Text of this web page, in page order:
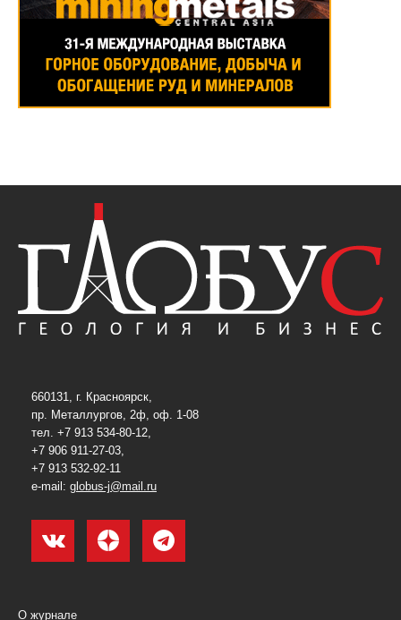
660131, г. Красноярск,
пр. Металлургов, 2ф, оф. 1-08
тел. +7 913 534-80-12,
+7 906 911-27-03,
+7 913 532-92-11
e-mail: globus-j@mail.ru
О журнале